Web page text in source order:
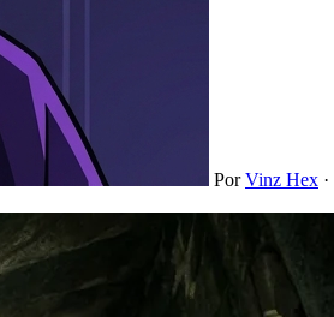
PorVinz Hex ·